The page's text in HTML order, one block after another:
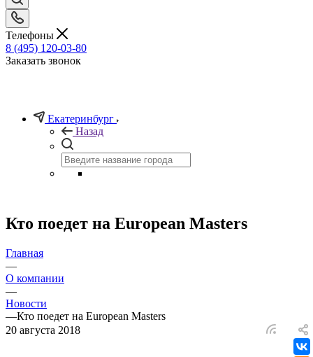
Телефоны
8 (495) 120-03-80
Заказать звонок
Екатеринбург
Назад
Кто поедет на European Masters
Главная
—
О компании
—
Новости
—Кто поедет на European Masters
20 августа 2018